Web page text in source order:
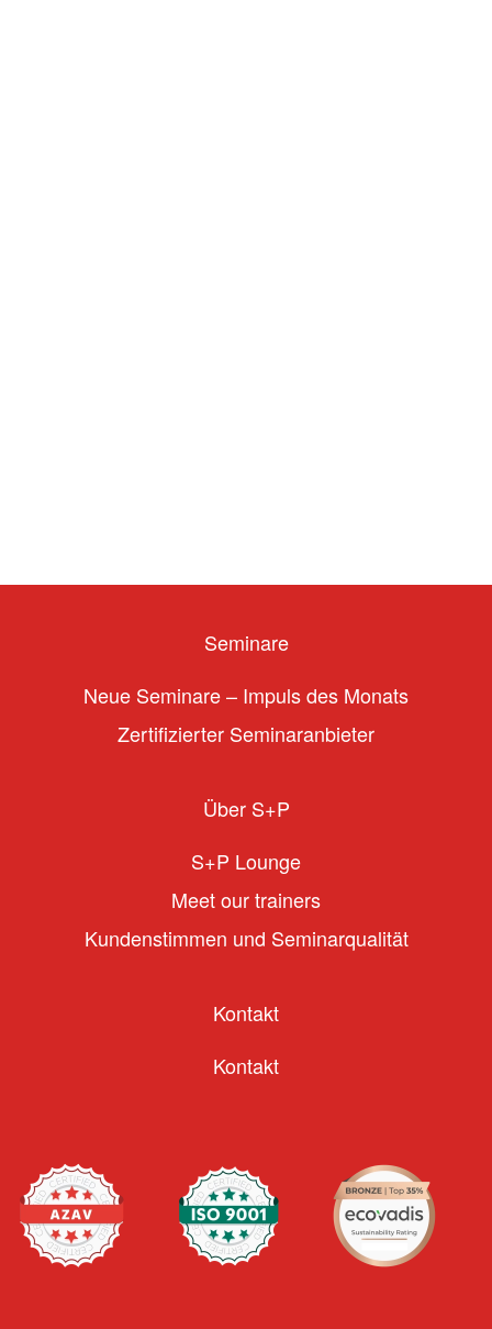
Seminare
Neue Seminare – Impuls des Monats
Zertifizierter Seminaranbieter
Über S+P
S+P Lounge
Meet our trainers
Kundenstimmen und Seminarqualität
Kontakt
Kontakt